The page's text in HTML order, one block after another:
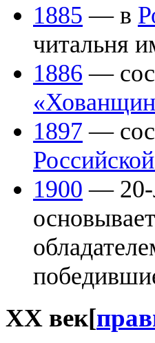
1885 — в
читальня
1886 —
1897 —
1900 — 20-
XX век[